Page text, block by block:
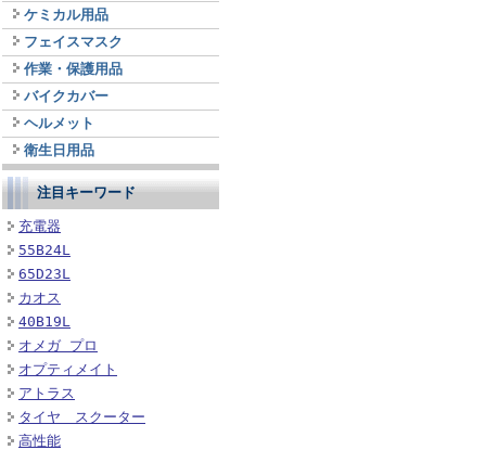
ケミカル用品
フェイスマスク
作業・保護用品
バイクカバー
ヘルメット
衛生日用品
注目キーワード
充電器
55B24L
65D23L
カオス
40B19L
オメガ プロ
オプティメイト
アトラス
タイヤ スクーター
高性能